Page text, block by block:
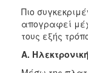
Πιο
απογραφεί
τους εξής
Α.